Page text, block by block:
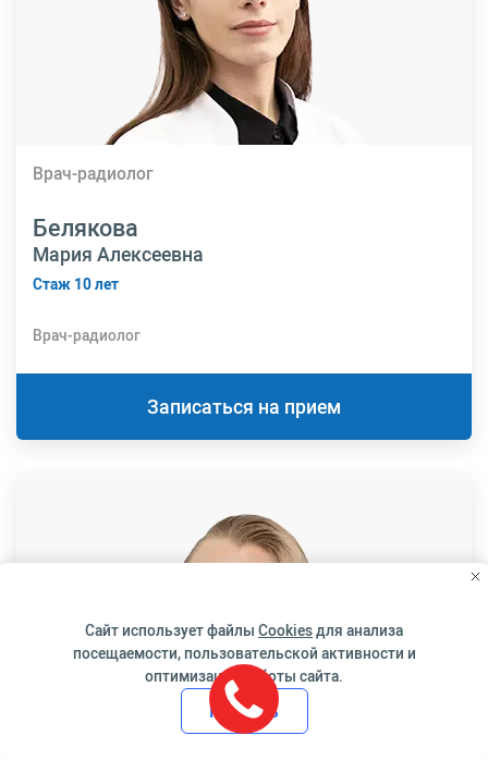
Врач-радиолог
Белякова
Мария Алексеевна
Стаж 10 лет
Врач-радиолог
Записаться на прием
Сайт использует файлы Cookiesдля анализа
посещаемости, пользовательской активности и
оптимизации работы сайта.
Принять